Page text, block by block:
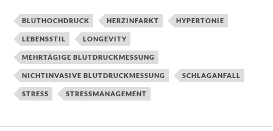
BLUTHOCHDRUCK HERZINFARKT HYPERTONIE
LEBENSSTIL LONGEVITY
MEHRTÄGIGE BLUTDRUCKMESSUNG
NICHTINVASIVE BLUTDRUCKMESSUNG SCHLAGANFALL
STRESS STRESSMANAGEMENT